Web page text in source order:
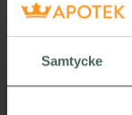
Samtycke
Beskrivning
Swag är ett
dina naglar